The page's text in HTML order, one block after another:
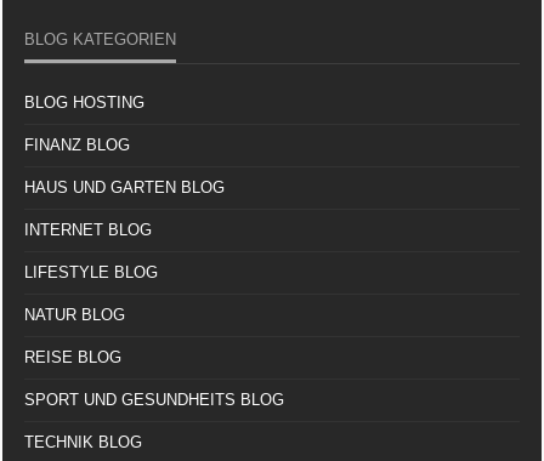
BLOG KATEGORIEN
BLOG HOSTING
FINANZ BLOG
HAUS UND GARTEN BLOG
INTERNET BLOG
LIFESTYLE BLOG
NATUR BLOG
REISE BLOG
SPORT UND GESUNDHEITS BLOG
TECHNIK BLOG